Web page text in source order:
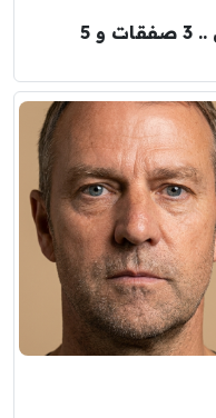
سوق انتقالات برشلونة حتى الآن .. 3 صفقات و 5